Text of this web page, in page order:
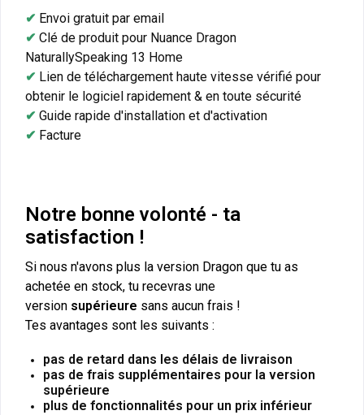
✔ Envoi gratuit par email
✔ Clé de produit pour Nuance Dragon
NaturallySpeaking 13 Home
✔ Lien de téléchargement haute vitesse vérifié pour
obtenir le logiciel rapidement & en toute sécurité
✔ Guide rapide d'installation et d'activation
✔ Facture
Notre bonne volonté - ta
satisfaction !
Si nous n'avons plus la version Dragon que tu as
achetée en stock, tu recevras une
version supérieure sans aucun frais !
Tes avantages sont les suivants :
pas de retard dans les délais de livraison
pas de frais supplémentaires pour la version
supérieure
plus de fonctionnalités pour un prix inférieur